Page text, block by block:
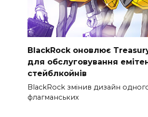
BlackRock оновлює
для обслуговування
стейблкойнів
BlackRock змінив дизайн одного
флагманських